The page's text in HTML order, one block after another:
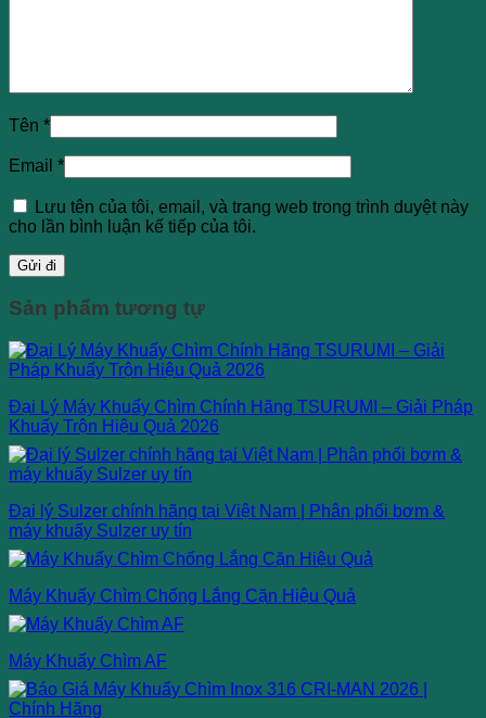
Tên *
Email *
Lưu tên của tôi, email, và trang web trong trình duyệt này
cho lần bình luận kế tiếp của tôi.
Sản phẩm tương tự
Đại Lý Máy Khuấy Chìm Chính Hãng TSURUMI – Giải Pháp
Khuấy Trộn Hiệu Quả 2026
Đại lý Sulzer chính hãng tại Việt Nam | Phân phối bơm &
máy khuấy Sulzer uy tín
Máy Khuấy Chìm Chống Lắng Cặn Hiệu Quả
Máy Khuấy Chìm AF